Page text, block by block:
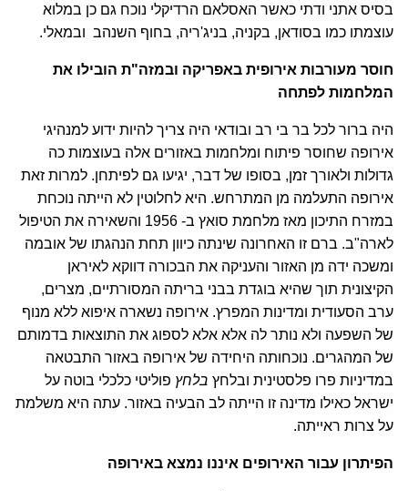
בסיס אתני ודתי כאשר האסלאם הרדיקלי נוכח גם כן במלוא
עוצמתו כמו בסודאן, בקניה, בניג'ריה, בחוף השנהב ובמאלי.
חוסר מעורבות אירופית באפריקה ובמזה"ת הובילו את
המלחמות לפתחה
היה ברור לכל בר בי רב ובודאי היה צריך להיות ידוע למנהיגי
אירופה שחוסר פיתוח ומלחמות באזורים אלה בעוצמות כה
גדולות ולאורך זמן, בסופו של דבר, יגיעו גם לפיתחן. למרות זאת
אירופה התעלמה מן המתרחש. היא לחלוטין לא הייתה נוכחת
במזרח התיכון מאז מלחמת סואץ ב- 1956 והשאירה את הטיפול
לארה"ב. ברם זו האחרונה שינתה כיוון תחת הנהגתו של אובמה
ומשכה ידה מן האזור והעניקה את הבכורה דווקא לאיראן
הקיצונית תוך שהיא בוגדת בבני בריתה המסורתיים, מצרים,
ערב הסעודית ומדינות המפרץ. אירופה נשארה איפוא ללא מנוף
של השפעה ולא נותר לה אלא אלא לספוג את התוצאות בדמותם
של המהגרים. נוכחותה היחידה של אירופה באזור התבטאה
במדיניות פרו פלסטינית ובלחץ בלחץ פוליטי כלכלי בוטה על
ישראל כאילו מדינה זו הייתה לב הבעיה באזור. עתה היא משלמת
על צרות ראייתה.
הפיתרון עבור האירופים איננו נמצא באירופה